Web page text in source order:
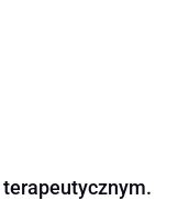
terapeutycznym.